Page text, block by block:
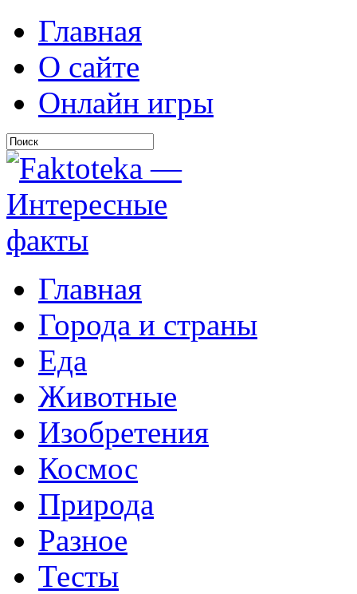
Главная
О сайте
Онлайн игры
Главная
Города и страны
Еда
Животные
Изобретения
Космос
Природа
Разное
Тесты